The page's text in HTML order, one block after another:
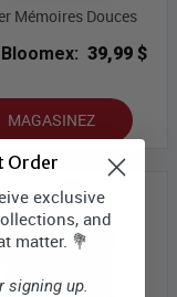
Mémoires Douces
39,99 $
MAGASINEZ
Order
exclusive
and
matter. 💐
signing up.